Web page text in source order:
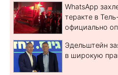
WhatsApp
теракте в
официально
Эдельштейн
в широкую